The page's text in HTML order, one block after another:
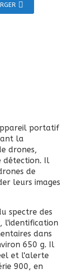
portatif
la
drones,
détection. Il
de
leurs images
spectre des
l'identification
dans
650 g. Il
et l'alerte
900, en